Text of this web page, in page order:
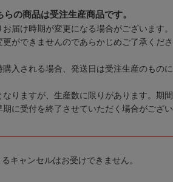
らの商品は受注生産商品です。
届け時期が変更になる場合がございます。
更ができませんのであらかじめご了承くださ
購入される場合、発送日は受注生産のものに
なりますが、生産数に限りがあります。期間
期に受付を終了させていただく場合がござい
キャンセルはお受けできません。